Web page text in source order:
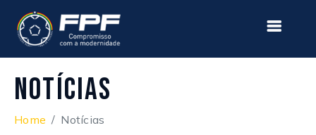
Notícias
Home Notícias